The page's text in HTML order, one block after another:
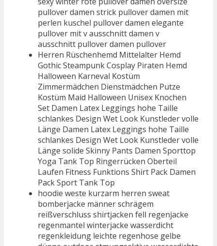
pullover damen strick pullover damen mit
perlen kuschel pullover damen elegante
pullover mit v ausschnitt damen v
ausschnitt pullover damen pullover
Herren Rüschenhemd Mittelalter Hemd
Gothic Steampunk Cosplay Piraten Hemd
Halloween Karneval Kostüm
Zimmermädchen Dienstmädchen Putze
Kostüm Maid Halloween Unisex Knochen
Set Damen Latex Leggings hohe Taille
schlankes Design Wet Look Kunstleder volle
Länge Damen Latex Leggings hohe Taille
schlankes Design Wet Look Kunstleder volle
Länge solide Skinny Pants Damen Sporttop
Yoga Tank Top Ringerrücken Oberteil
Laufen Fitness Funktions Shirt Pack Damen
Pack Sport Tank Top
hoodie weste kurzarm herren sweat
bomberjacke männer schrägem
reißverschluss shirtjacken fell regenjacke
regenmantel winterjacke wasserdicht
regenkleidung leichte regenhose gelbe